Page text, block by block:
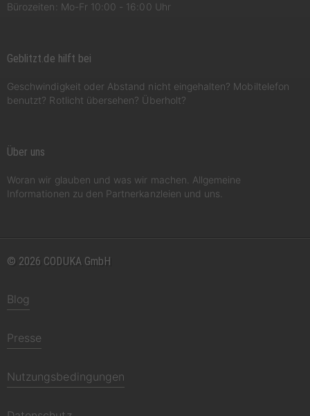
Bürozeiten: Mo-Fr 10:00 - 16:00 Uhr
Geblitzt.de hilft bei
Geschwindigkeit oder Abstand nicht eingehalten? Mobiltelefon
benutzt? Rotlicht übersehen? Überholt?
Über uns
Woran wir glauben und was wir machen. Allgemeine
Informationen zu den Partnerkanzleien und uns.
© 2026 CODUKA GmbH
Blog
Presse
Nutzungsbedingungen